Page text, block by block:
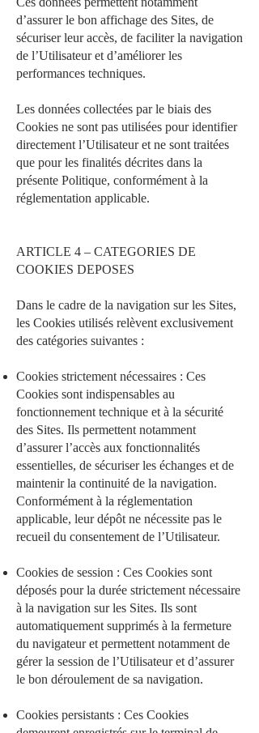
d’assurer le bon affichage des Sites, de
sécuriser leur accès, de faciliter la navigation
de l’Utilisateur et d’améliorer les
performances techniques.
Les données collectées par le biais des
Cookies ne sont pas utilisées pour identifier
directement l’Utilisateur et ne sont traitées
que pour les finalités décrites dans la
présente Politique, conformément à la
réglementation applicable.
ARTICLE 4 – CATEGORIES DE
COOKIES DEPOSES
Dans le cadre de la navigation sur les Sites,
les Cookies utilisés relèvent exclusivement
des catégories suivantes :
Cookies strictement nécessaires : Ces
Cookies sont indispensables au
fonctionnement technique et à la sécurité
des Sites. Ils permettent notamment
d’assurer l’accès aux fonctionnalités
essentielles, de sécuriser les échanges et de
maintenir la continuité de la navigation.
Conformément à la réglementation
applicable, leur dépôt ne nécessite pas le
recueil du consentement de l’Utilisateur.
Cookies de session : Ces Cookies sont
déposés pour la durée strictement nécessaire
à la navigation sur les Sites. Ils sont
automatiquement supprimés à la fermeture
du navigateur et permettent notamment de
gérer la session de l’Utilisateur et d’assurer
le bon déroulement de sa navigation.
Cookies persistants : Ces Cookies